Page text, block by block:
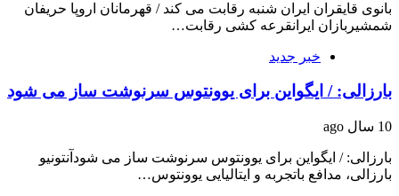
بانوی قایقران ایران شنبه رقابت می کند / قهرمانان اروپا حریفان
شمشیربازان ایرانقرعه کشی رقابت…
خبر جدید
بارزالی: / ایگواین برای یوونتوس سرنوشت ساز می شود
10 سال ago
بارزالی: / ایگواین برای یوونتوس سرنوشت ساز می شودآنتونیو
بارزالی، مدافع باتجربه و ایتالیایی یوونتوس…